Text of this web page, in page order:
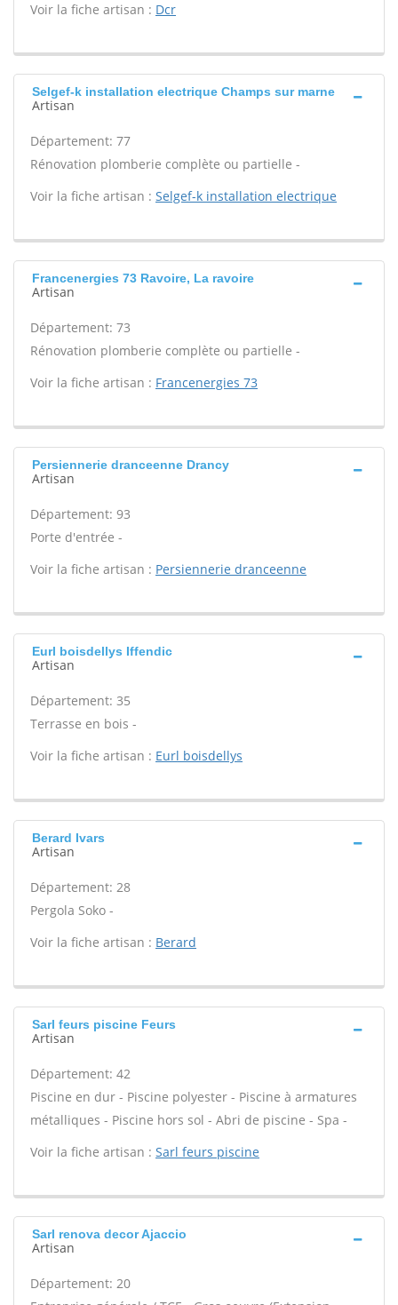
Voir la fiche artisan : Dcr
Selgef-k installation electrique Champs sur marne
Artisan
Département: 77
Rénovation plomberie complète ou partielle -
Voir la fiche artisan : Selgef-k installation electrique
Francenergies 73 Ravoire, La ravoire
Artisan
Département: 73
Rénovation plomberie complète ou partielle -
Voir la fiche artisan : Francenergies 73
Persiennerie dranceenne Drancy
Artisan
Département: 93
Porte d'entrée -
Voir la fiche artisan : Persiennerie dranceenne
Eurl boisdellys Iffendic
Artisan
Département: 35
Terrasse en bois -
Voir la fiche artisan : Eurl boisdellys
Berard Ivars
Artisan
Département: 28
Pergola Soko -
Voir la fiche artisan : Berard
Sarl feurs piscine Feurs
Artisan
Département: 42
Piscine en dur - Piscine polyester - Piscine à armatures
métalliques - Piscine hors sol - Abri de piscine - Spa -
Voir la fiche artisan : Sarl feurs piscine
Sarl renova decor Ajaccio
Artisan
Département: 20